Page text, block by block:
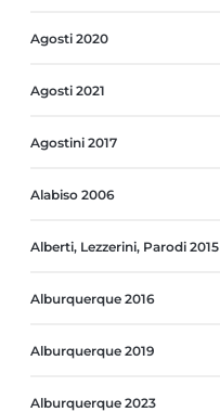
Agosti 2020
Agosti 2021
Agostini 2017
Alabiso 2006
Alberti, Lezzerini, Parodi 2015
Alburquerque 2016
Alburquerque 2019
Alburquerque 2023